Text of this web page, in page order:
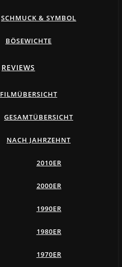
SCHMUCK & SYMBOL
BÖSEWICHTE
REVIEWS
FILMÜBERSICHT
GESAMTÜBERSICHT
NACH JAHRZEHNT
2010ER
2000ER
1990ER
1980ER
1970ER